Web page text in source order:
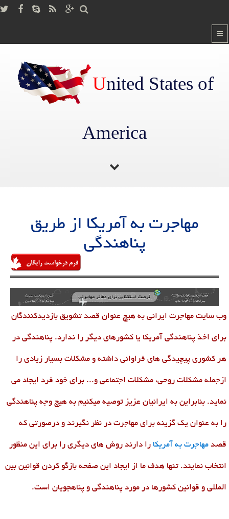
United States of
America
مهاجرت به آمریکا از طریق
پناهندگی
وب سایت مهاجرت ایرانی به هیچ عنوان قصد تشویق بازدیدکنندگان
برای اخذ پناهندگی آمریکا یا کشورهای دیگر را ندارد. پناهندگی در
هر کشوری پیچیدگی های فراوانی داشته و مشکلات بسیار زیادی را
ازجمله مشکلات روحی، مشکلات اجتماعی و... برای خود فرد ایجاد می
نماید. بنابراین به ایرانیان عزیز توصیه میکنیم به هیچ وجه پناهندگی
را به عنوان یک گزینه برای مهاجرت در نظر نگیرند و درصورتی که
قصد مهاجرت به آمریکا را دارند روش های دیگری را برای این منظور
انتخاب نمایند. تنها هدف ما از ایجاد این صفحه بازگو کردن قوانین بین
المللی و قوانین کشورها در مورد پناهندگی و پناهجویان است.